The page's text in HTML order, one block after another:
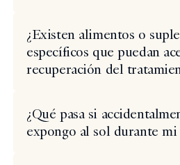
¿Existen alimentos o
específicos que puedan
recuperación del
¿Qué pasa si
expongo al sol durante mi